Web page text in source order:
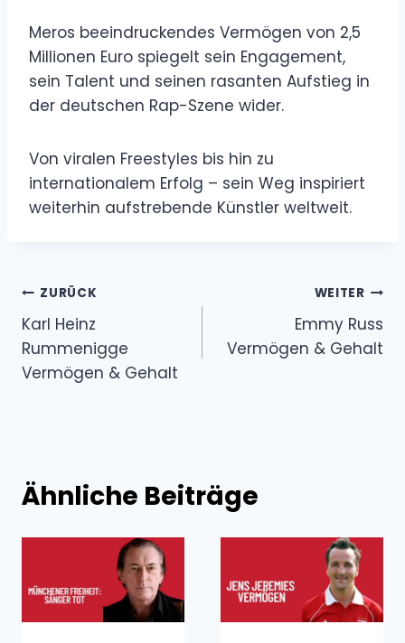
Meros beeindruckendes Vermögen von 2,5
Millionen Euro spiegelt sein Engagement,
sein Talent und seinen rasanten Aufstieg in
der deutschen Rap-Szene wider.
Von viralen Freestyles bis hin zu
internationalem Erfolg – ​​sein Weg inspiriert
weiterhin aufstrebende Künstler weltweit.
Beitragsnavigation
ZURÜCK
Karl Heinz
Rummenigge
Vermögen & Gehalt
WEITER
Emmy Russ
Vermögen & Gehalt
Ähnliche Beiträge